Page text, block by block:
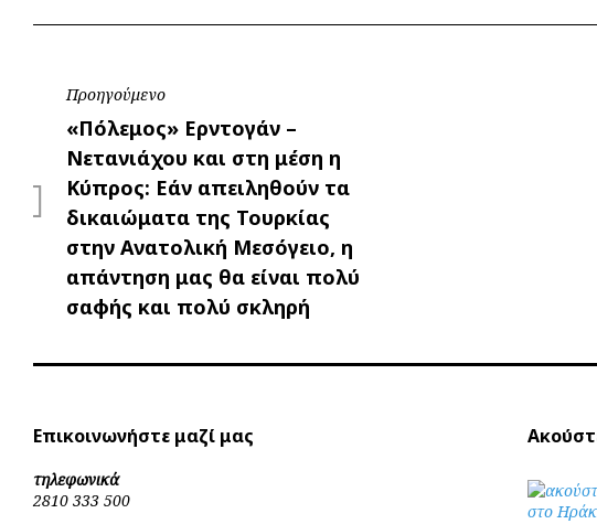
Πλοήγηση
άρθρων
Προηγούμενο
Προηγούμενο
«Πόλεμος» Ερντογάν –
Νετανιάχου και στη μέση η
Κύπρος: Εάν απειληθούν τα
δικαιώματα της Τουρκίας
στην Ανατολική Μεσόγειο, η
απάντηση μας θα είναι πολύ
σαφής και πολύ σκληρή
Επικοινωνήστε μαζί μας
τηλεφωνικά
2810 333 500